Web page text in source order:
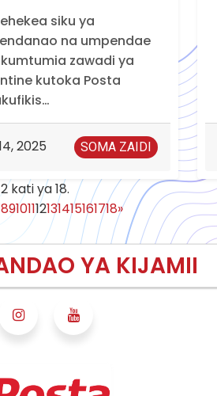
siku ya
na umpendae
zawadi ya
kutoka Posta
2025 SOMA ZAIDI
kati ya 18.
89101112(current)
131415161718»
YA KIJAMII